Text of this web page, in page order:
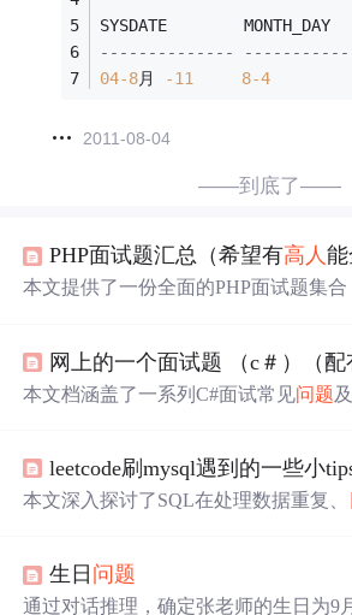
SYSDATE        MONTH_DAY
--------------
04-8月 -11 8-4
2011-08-04
——到底了——
PHP面试题汇总（希望有高人
本文提供了一份全面的PHP面试题集
网上的一个面试题 （c＃）（配
本文档涵盖了一系列C#面试常见问题
及软件开发过程中的各个阶段。
leetcode刷mysql遇到的一些小
本文深入探讨了SQL在处理数据重复、
差、处理连续
生日 问题
通过对话推理，确定张老师的生日为9